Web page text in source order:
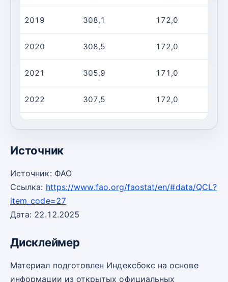
2019 308,1 172,0
2020 308,5 172,0
2021 305,9 171,0
2022 307,5 172,0
Источник
Источник: ФАО
Ссылка: https://www.fao.org/faostat/en/#data/QCL?
item_code=27
Дата: 22.12.2025
Дисклеймер
Материал подготовлен Индексбокс на основе
информации из открытых официальных